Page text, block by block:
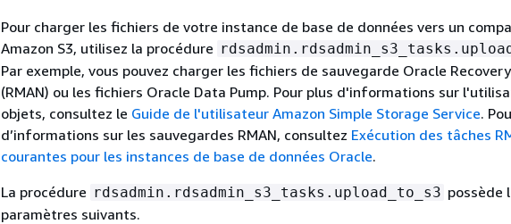
Pour charger les fichiers de votre instance de base de données vers un
Amazon S3, utilisez la procédure
Par exemple, vous pouvez charger les fichiers de sauvegarde Oracle
(RMAN) ou les fichiers Oracle Data Pump. Pour plus d'informations sur
objets, consultez le Guide de l'utilisateur Amazon Simple Storage Service.
d’informations sur les sauvegardes RMAN, consultez Exécution des tâches
courantes pour les instances de base de données Oracle.
La procédure rdsadmin.rdsadmin_s3_tasks.upload_to_s3 possède
paramètres suivants.